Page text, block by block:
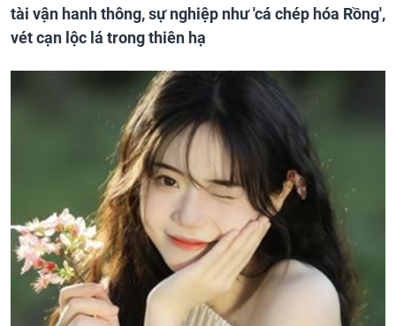
tài vận hanh thông, sự nghiệp như 'cá chép hóa Rồng',
vét cạn lộc lá trong thiên hạ